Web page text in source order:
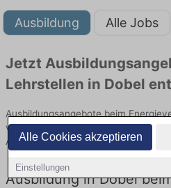
Alle Cookies akzeptieren
Einstellungen
Ausbildung Alle Jobs
Jetzt
Lehrstellen in Dobel
Ausbildungsangebote beim
von namhaften Firmen. Entdecken
Arbeitgebern und bewerben Sie
Ausbildung in Dobel